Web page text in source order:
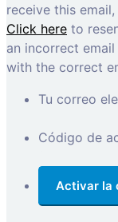
receive this
Click here to
an incorrect
with the correct
Tu correo
Código de